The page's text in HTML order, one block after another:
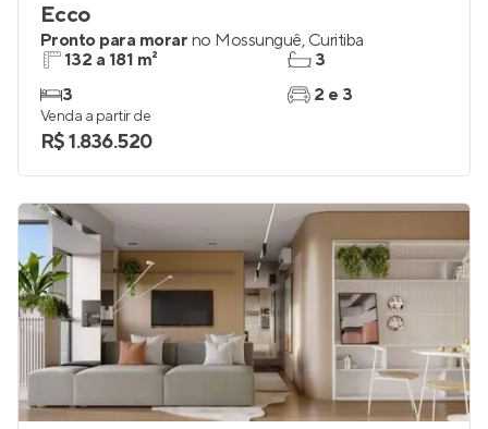
Ecco
Pronto para morar no Mossunguê, Curitiba
132 a 181 m²
3
3
2 e 3
Venda a partir de
R$ 1.836.520